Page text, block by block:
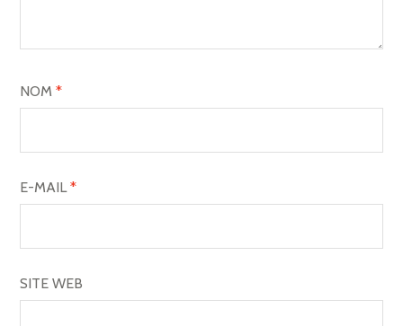
NOM*
E-MAIL*
SITE WEB